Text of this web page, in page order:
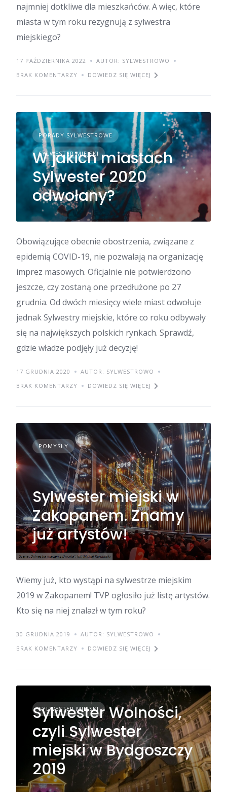
najmniej dotkliwe dla mieszkańców. A więc, które
miasta w tym roku rezygnują z sylwestra
miejskiego?
17 PAŹDZIERNIKA 2022
AUTOR: SYLWESTROWO
BRAK KOMENTARZY
DOWIEDZ SIĘ WIĘCEJ
PORADY SYLWESTROWE
SYLWESTER MIEJSKI
W jakich miastach
Sylwester 2020
odwołany?
Obowiązujące obecnie obostrzenia, związane z
epidemią COVID-19, nie pozwalają na organizację
imprez masowych. Oficjalnie nie potwierdzono
jeszcze, czy zostaną one przedłużone po 27
grudnia. Od dwóch miesięcy wiele miast odwołuje
jednak Sylwestry miejskie, które co roku odbywały
się na największych polskich rynkach. Sprawdź,
gdzie władze podjęły już decyzję!
17 GRUDNIA 2020
AUTOR: SYLWESTROWO
BRAK KOMENTARZY
DOWIEDZ SIĘ WIĘCEJ
POMYSŁY
Sylwester miejski w
Zakopanem. Znamy
już artystów!
Wiemy już, kto wystąpi na sylwestrze miejskim
2019 w Zakopanem! TVP ogłosiło już listę artystów.
Kto się na niej znalazł w tym roku?
30 GRUDNIA 2019
AUTOR: SYLWESTROWO
BRAK KOMENTARZY
DOWIEDZ SIĘ WIĘCEJ
SYLWESTER MIEJSKI
Sylwester Wolności,
czyli Sylwester
miejski w Bydgoszczy
2019